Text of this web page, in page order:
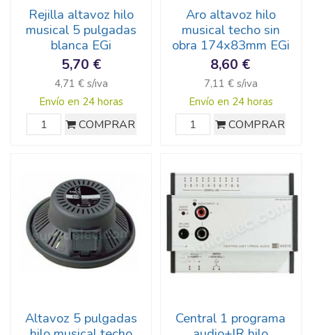
Rejilla altavoz hilo
musical 5 pulgadas
blanca EGi
5,70 €
4,71 € s/iva
Envío en 24 horas
COMPRAR
Aro altavoz hilo
musical techo sin
obra 174x83mm EGi
8,60 €
7,11 € s/iva
Envío en 24 horas
COMPRAR
Altavoz 5 pulgadas
Central 1 programa